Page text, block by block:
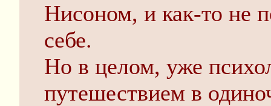
Нисоном, и как-то не
себе.
Но в целом, уже
путешествием в